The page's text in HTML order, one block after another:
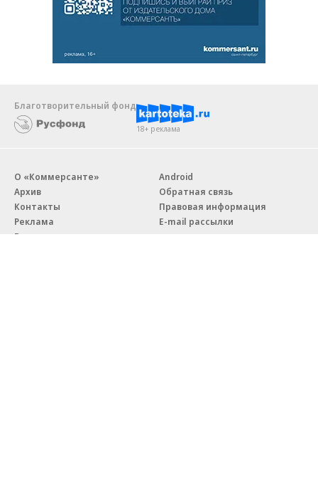
Благотворительный фонд
18+ реклама
О «Коммерсанте»
Архив
Контакты
Реклама
Вакансии
Android
Обратная связь
Правовая информация
E-mail рассылки